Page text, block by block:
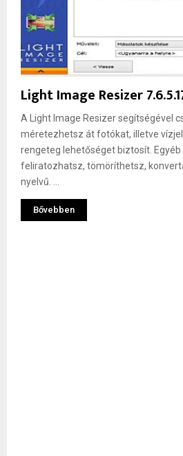
Light Image Resizer
A Light Image Resizer segítségével
méretezhetsz át fotókat, illetve
rengeteg lehetőséget biztosít.
feliratozhatsz, tömöríthetsz,
nyelvű. ...
Bővebben